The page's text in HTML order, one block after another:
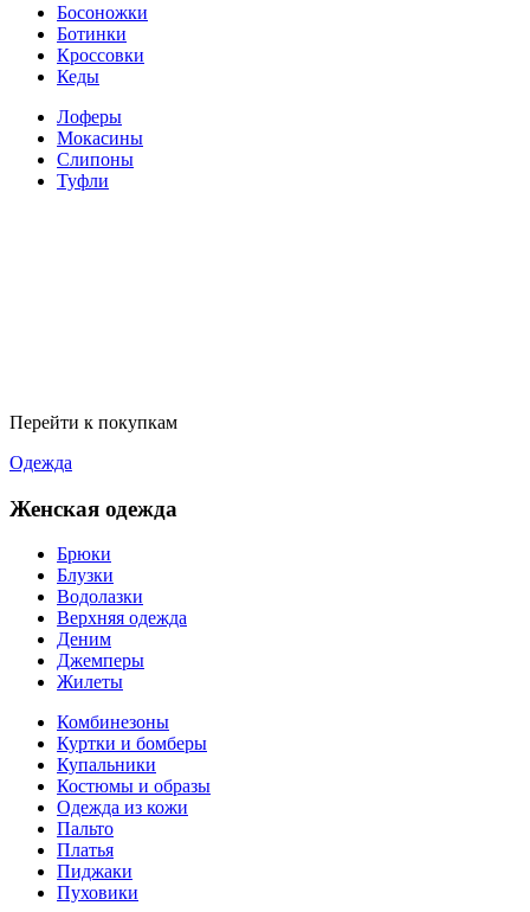
Босоножки
Ботинки
Кроссовки
Кеды
Лоферы
Мокасины
Слипоны
Туфли
Перейти к покупкам
Одежда
Женская одежда
Брюки
Блузки
Водолазки
Верхняя одежда
Деним
Джемперы
Жилеты
Комбинезоны
Куртки и бомберы
Купальники
Костюмы и образы
Одежда из кожи
Пальто
Платья
Пиджаки
Пуховики